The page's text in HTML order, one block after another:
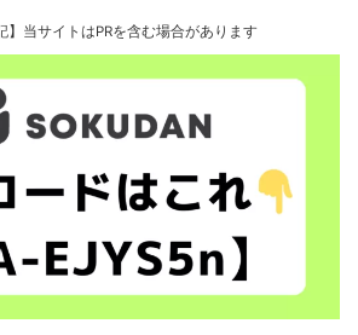
当サイトはPRを含む場合があります